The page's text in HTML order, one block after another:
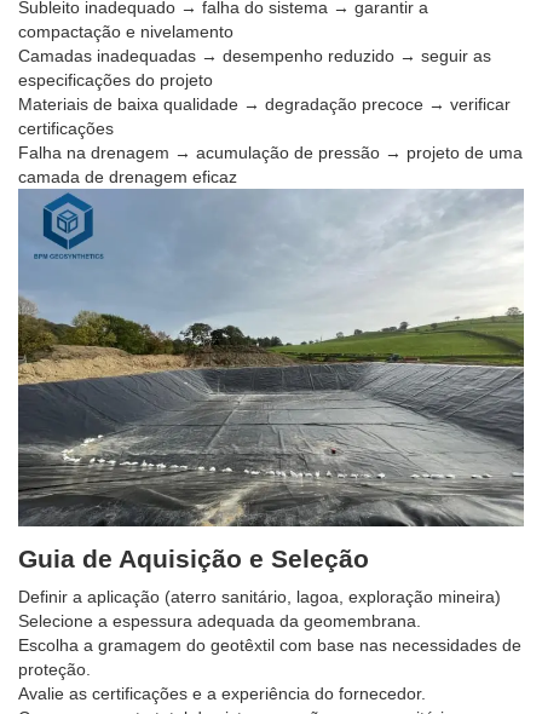
Subleito inadequado → falha do sistema → garantir a
compactação e nivelamento
Camadas inadequadas → desempenho reduzido → seguir as
especificações do projeto
Materiais de baixa qualidade → degradação precoce → verificar
certificações
Falha na drenagem → acumulação de pressão → projeto de uma
camada de drenagem eficaz
Guia de Aquisição e Seleção
Definir a aplicação (aterro sanitário, lagoa, exploração mineira)
Selecione a espessura adequada da geomembrana.
Escolha a gramagem do geotêxtil com base nas necessidades de
proteção.
Avalie as certificações e a experiência do fornecedor.